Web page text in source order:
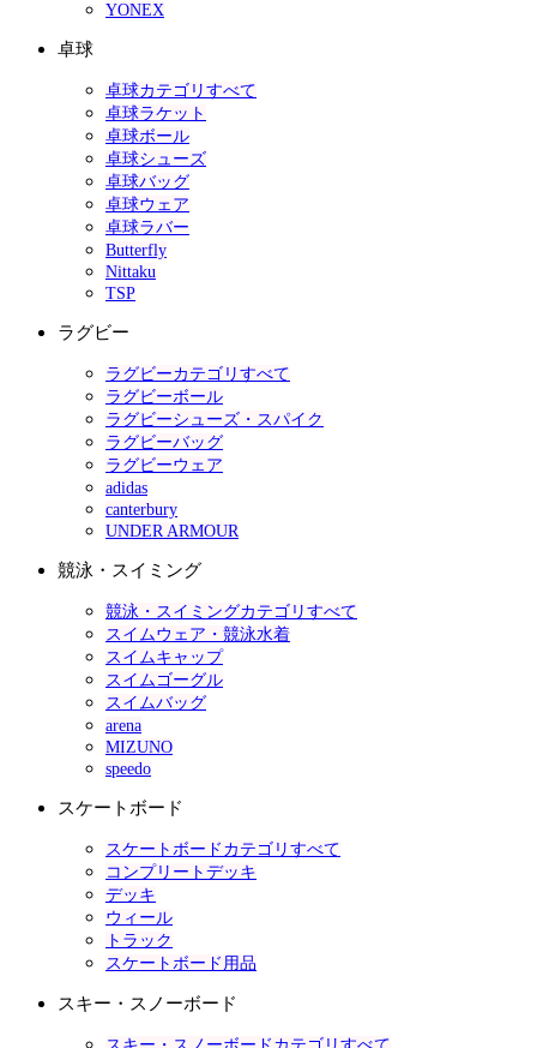
YONEX
卓球
卓球カテゴリすべて
卓球ラケット
卓球ボール
卓球シューズ
卓球バッグ
卓球ウェア
卓球ラバー
Butterfly
Nittaku
TSP
ラグビー
ラグビーカテゴリすべて
ラグビーボール
ラグビーシューズ・スパイク
ラグビーバッグ
ラグビーウェア
adidas
canterbury
UNDER ARMOUR
競泳・スイミング
競泳・スイミングカテゴリすべて
スイムウェア・競泳水着
スイムキャップ
スイムゴーグル
スイムバッグ
arena
MIZUNO
speedo
スケートボード
スケートボードカテゴリすべて
コンプリートデッキ
デッキ
ウィール
トラック
スケートボード用品
スキー・スノーボード